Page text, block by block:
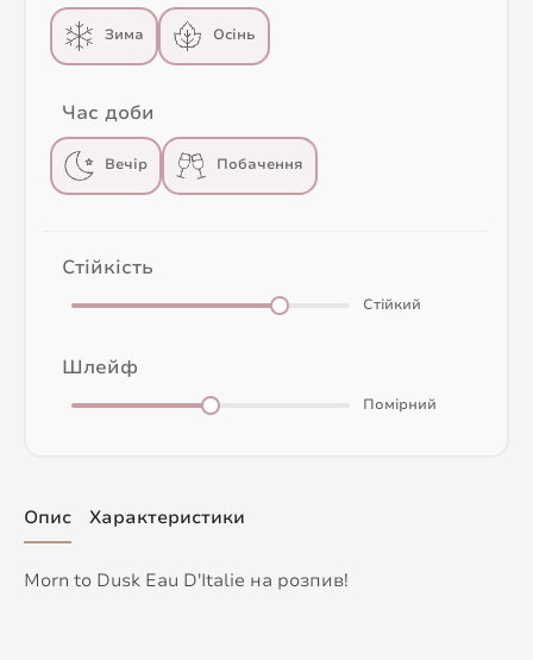
Зима Осінь
Час доби
Вечір Побачення
Стійкість
Стійкий
Шлейф
Помірний
Опис Характеристики
Morn to Dusk Eau D'Italie на розпив!